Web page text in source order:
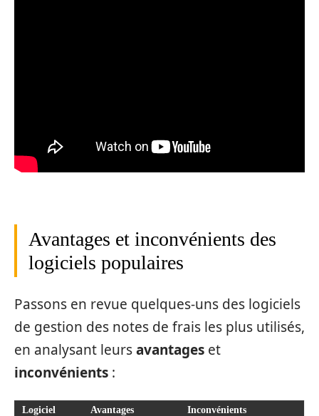
Avantages et inconvénients des
logiciels populaires
Passons en revue quelques-uns des logiciels
de gestion des notes de frais les plus utilisés,
en analysant leursavantages et
inconvénients :
Logiciel Avantages Inconvénients